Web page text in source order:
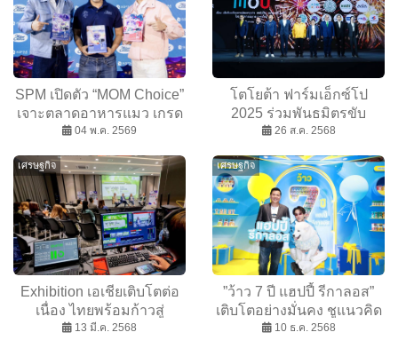
SPM เปิดตัว “MOM Choice”
เจาะตลาดอาหารแมว เกรด
Holistic ผสาน
เพื่อลูกที่คุณรัก
04 พ.ค. 2569
โตโยต้า ฟาร์มเอ็กซ์โป
2025 ร่วมพันธมิตรขับ
เคลื่อนยุทธศาสตร์ Smart
26 ส.ค. 2568
เศรษฐกิจ
Exhibition เอเชียเติบโตต่อ
เนื่อง ไทยพร้อมก้าวสู่
ศูนย์กลางภูมิภาค
13 มี.ค. 2568
เศรษฐกิจ
”ว้าว 7 ปี แฮปปี้ รีกาลอส”
เติบโตอย่างมั่นคง ชูแนวคิด
มอบของขวัญสำหรับสัตว์
10 ธ.ค. 2568